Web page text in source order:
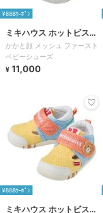
¥888ｸｰﾎﾟﾝ
ミキハウス ホットビスケ
ッツ
かかと顔 メッシュ ファースト
ベビーシューズ
¥ 11,000
¥888ｸｰﾎﾟﾝ
ミキハウス ホットビスケ